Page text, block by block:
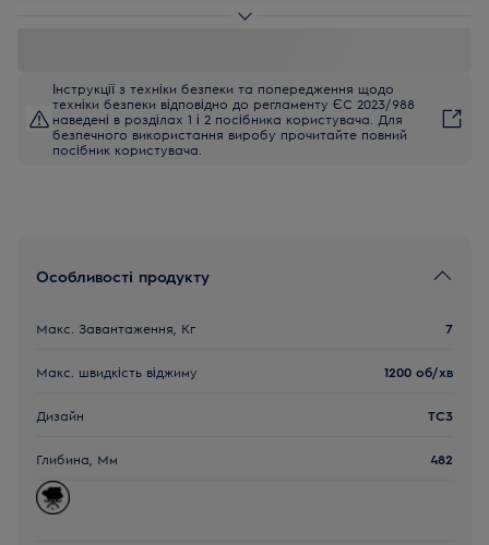
Інструкції з техніки безпеки та попередження щодо
техніки безпеки відповідно до регламенту ЄС 2023/988
наведені в розділах 1 і 2 посібника користувача. Для
безпечного використання виробу прочитайте повний
посібник користувача.
Особливості продукту
Макс. Завантаження, Кг 7
Макс. швидкість віджиму 1200 об/хв
Дизайн TC3
Глибина, Мм 482